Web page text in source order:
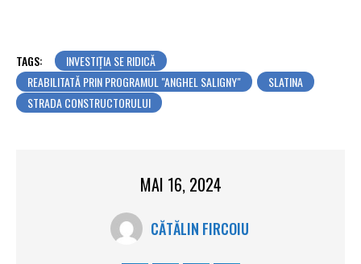
TAGS:
INVESTIȚIA SE RIDICĂ
REABILITATĂ PRIN PROGRAMUL "ANGHEL SALIGNY"
SLATINA
STRADA CONSTRUCTORULUI
MAI 16, 2024
CĂTĂLIN FIRCOIU